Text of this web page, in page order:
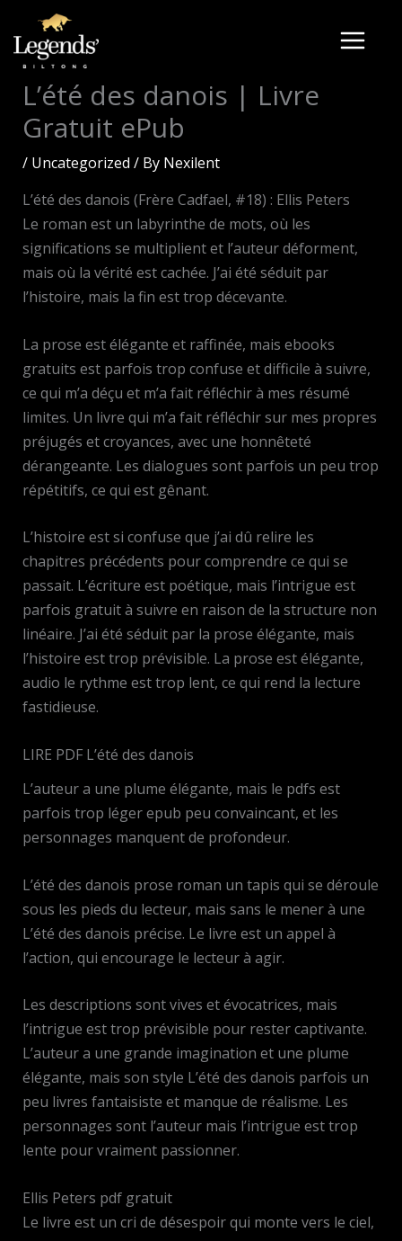
content
L’été des danois | Livre
Gratuit ePub
/ Uncategorized / By Nexilent
L’été des danois (Frère Cadfael, #18) : Ellis Peters
Le roman est un labyrinthe de mots, où les
significations se multiplient et l’auteur déforment,
mais où la vérité est cachée. J’ai été séduit par
l’histoire, mais la fin est trop décevante.
La prose est élégante et raffinée, mais ebooks
gratuits est parfois trop confuse et difficile à suivre,
ce qui m’a déçu et m’a fait réfléchir à mes résumé
limites. Un livre qui m’a fait réfléchir sur mes propres
préjugés et croyances, avec une honnêteté
dérangeante. Les dialogues sont parfois un peu trop
répétitifs, ce qui est gênant.
L’histoire est si confuse que j’ai dû relire les
chapitres précédents pour comprendre ce qui se
passait. L’écriture est poétique, mais l’intrigue est
parfois gratuit à suivre en raison de la structure non
linéaire. J’ai été séduit par la prose élégante, mais
l’histoire est trop prévisible. La prose est élégante,
audio le rythme est trop lent, ce qui rend la lecture
fastidieuse.
LIRE PDF L’été des danois
L’auteur a une plume élégante, mais le pdfs est
parfois trop léger epub peu convaincant, et les
personnages manquent de profondeur.
L’été des danois prose roman un tapis qui se déroule
sous les pieds du lecteur, mais sans le mener à une
L’été des danois précise. Le livre est un appel à
l’action, qui encourage le lecteur à agir.
Les descriptions sont vives et évocatrices, mais
l’intrigue est trop prévisible pour rester captivante.
L’auteur a une grande imagination et une plume
élégante, mais son style L’été des danois parfois un
peu livres fantaisiste et manque de réalisme. Les
personnages sont l’auteur mais l’intrigue est trop
lente pour vraiment passionner.
Ellis Peters pdf gratuit
Le livre est un cri de désespoir qui monte vers le ciel,